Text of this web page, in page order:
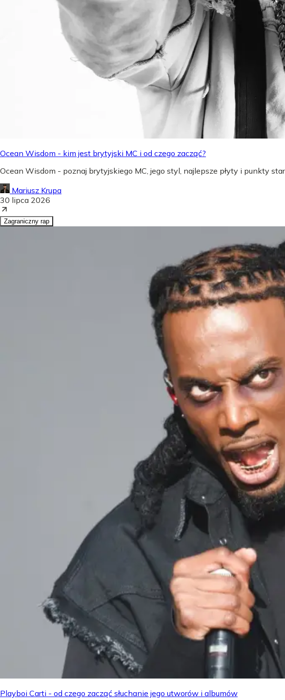
Ocean Wisdom - kim jest brytyjski MC i od czego zacząć?
Ocean Wisdom - poznaj brytyjskiego MC, jego styl, najlepsze płyty i punkty
Mariusz Krupa
30 lipca 2026
Zagraniczny rap
Playboi Carti - od czego zacząć słuchanie jego utworów i albumów